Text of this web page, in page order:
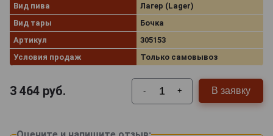
Вид пива
Лагер (Lager)
Вид тары
Бочка
Артикул
305153
Условия продаж
Только самовывоз
3 464 руб. - + В заявку